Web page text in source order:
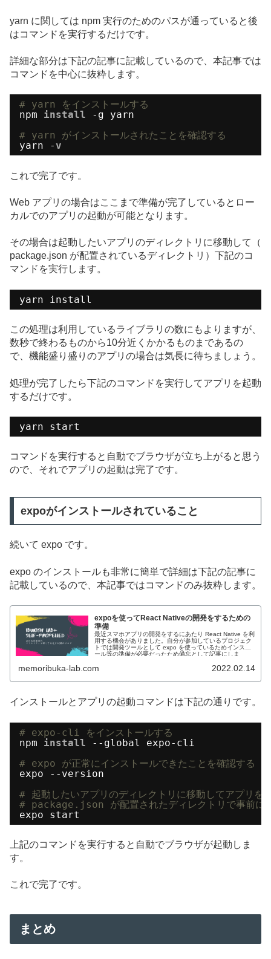
yarn に関しては npm 実行のためのパスが通っていると後
はコマンドを実行するだけです。
詳細な部分は下記の記事に記載しているので、本記事では
コマンドを中心に抜粋します。
# yarn をインストールする
npm install
-g yarn
# yarn がインストールされたことを確認する
yarn -v
これで完了です。
Web アプリの場合はここまで準備が完了しているとロー
カルでのアプリの起動が可能となります。
その場合は起動したいアプリのディレクトリに移動して（
package.json が配置されているディレクトリ）下記のコ
マンドを実行します。
yarn install
この処理は利用しているライブラリの数にもよりますが、
数秒で終わるものから10分近くかかるものまであるの
で、機能盛り盛りのアプリの場合は気長に待ちましょう。
処理が完了したら下記のコマンドを実行してアプリを起動
するだけです。
yarn start
コマンドを実行すると自動でブラウザが立ち上がると思う
ので、それでアプリの起動は完了です。
expoがインストールされていること
続いて expo です。
expo のインストールも非常に簡単で詳細は下記の記事に
記載しているので、本記事ではコマンドのみ抜粋します。
expoを使ってReact Nativeの開発をするための
準備
最近スマホアプリの開発をするにあたり React Native を利
用する機会がありました。自分が参加しているプロジェク
トでは開発ツールとして expo を使っているためインスト
ール等の準備が必要だったため備忘として記事にしま
memoribuka-lab.com 2022.02.14
インストールとアプリの起動コマンドは下記の通りです。
# expo-cli をインストールする
npm install
--global expo-cli
# expo が正常にインストールできたことを確認する
expo --version
# 起動したいアプリのディレクトリに移動してアプリを
# package.json が配置されたディレクトリで事
expo start
上記のコマンドを実行すると自動でブラウザが起動しま
す。
これで完了です。
まとめ